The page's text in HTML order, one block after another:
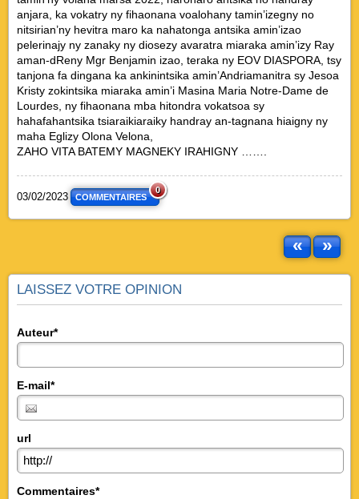
anjara, ka vokatry ny fihaonana voalohany tamin’izegny no
nitsirian’ny hevitra maro ka nahatonga antsika amin’izao
pelerinajy ny zanaky ny diosezy avaratra miaraka amin’izy Ray
aman-dReny Mgr Benjamin izao, teraka ny EOV DIASPORA, tsy
tanjona fa dingana ka ankinintsika amin’Andriamanitra sy Jesoa
Kristy zokintsika miaraka amin’i Masina Maria Notre-Dame de
Lourdes, ny fihaonana mba hitondra vokatsoa sy
hahafahantsika tsiaraikiaraiky handray an-tagnana hiaigny ny
maha Eglizy Olona Velona,
ZAHO VITA BATEMY MAGNEKY IRAHIGNY …….
03/02/2023 COMMENTAIRES
0
« »
LAISSEZ VOTRE OPINION
Auteur*
E-mail*
url
Commentaires*